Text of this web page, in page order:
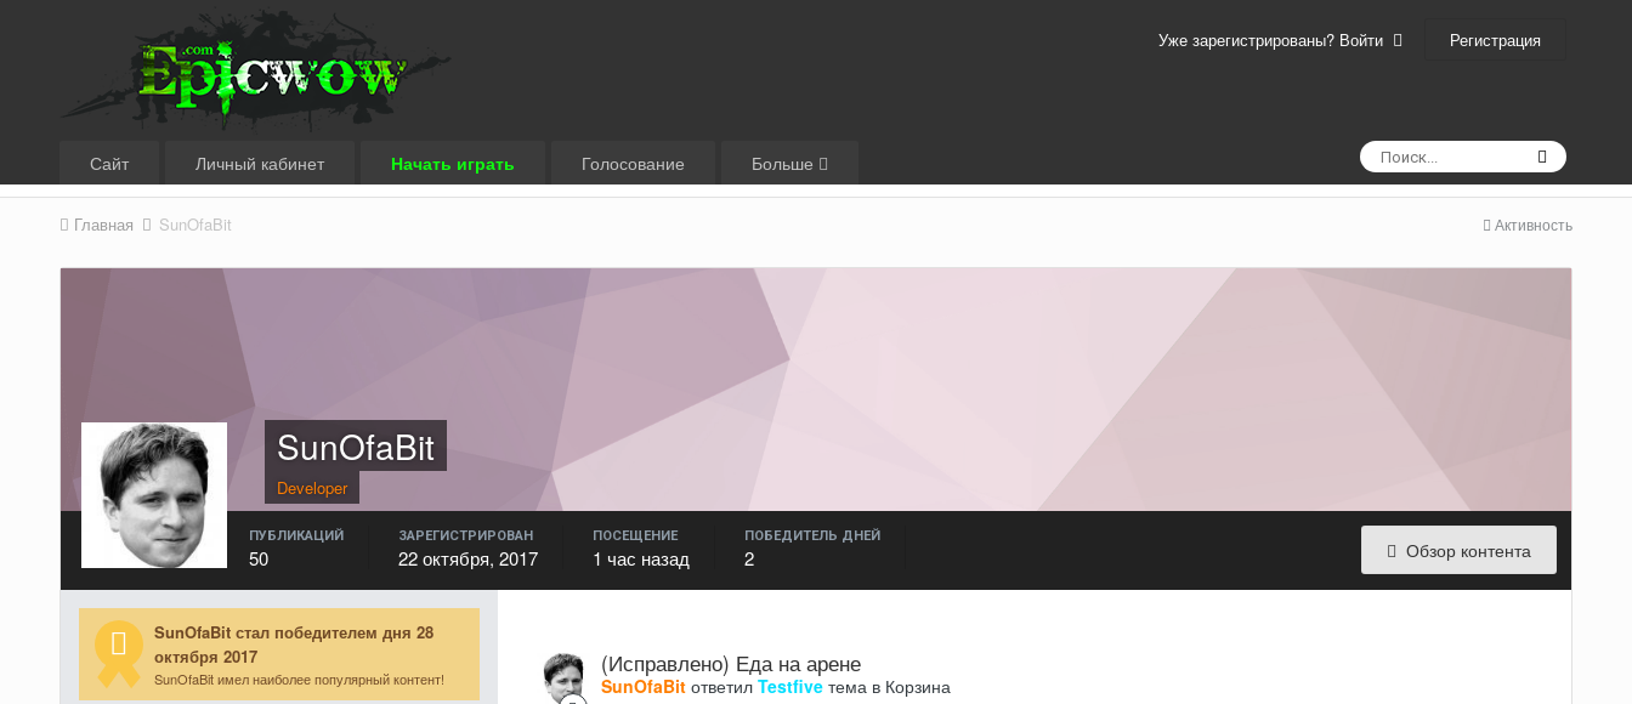
Уже зарегистрированы? Войти Регистрация
Сайт Личный кабинет Начать играть Голосование Больше
Активность
Главная SunOfaBit
SunOfaBit
Developer
Обзор контента
ПУБЛИКАЦИЙ
50
ЗАРЕГИСТРИРОВАН
22 октября, 2017
ПОСЕЩЕНИЕ
1 час назад
ПОБЕДИТЕЛЬ ДНЕЙ
2
SunOfaBit стал победителем дня 28
октября 2017
SunOfaBit имел наиболее популярный контент!
(Исправлено) Еда на арене
SunOfaBitответил Testfiveтема в Корзина